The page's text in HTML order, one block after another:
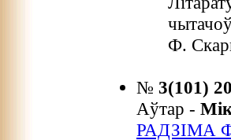
Ф.
№ 3(101)
Аўтар -
РАДЗІМА